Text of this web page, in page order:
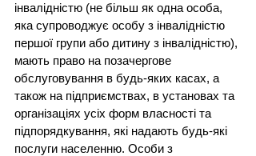
інвалідністю (не більш як одна особа,
яка супроводжує особу з інвалідністю
першої групи або дитину з інвалідністю),
мають право на позачергове
обслуговування в будь-яких касах, а
також на підприємствах, в установах та
організаціях усіх форм власності та
підпорядкування, які надають будь-які
послуги населенню. Особи з